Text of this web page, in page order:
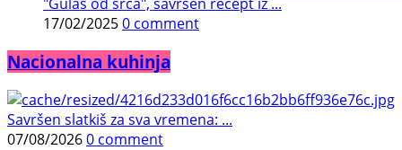
"Gulaš od srca", savršen recept iz ...
17/02/20250 comment
Nacionalna kuhinja
Savršen slatkiš za sva vremena: ...
07/08/20260 comment